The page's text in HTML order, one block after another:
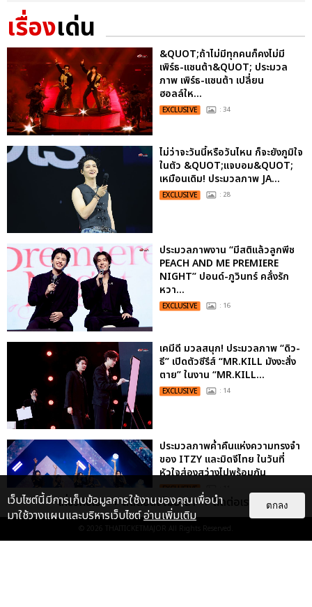
เรื่องเด่น
&QUOT;ถ้าไม่มีทุกคนก็คงไม่มี
เพิร์ธ-แซนต้า&QUOT; ประมวล
ภาพ เพิร์ธ-แซนต้า เปลี่ยน
ฮอลล์ให...
EXCLUSIVE : 34
ไม่ว่าจะวันนี้หรือวันไหน ก็จะยังภูมิใจ
ในตัว &QUOT;แจบอม&QUOT;
เหมือนเดิม! ประมวลภาพ JA...
EXCLUSIVE : 28
ประมวลภาพงาน “มีสติแล้วลูกพีช
PEACH AND ME PREMIERE
NIGHT” ปอนด์-ภูวินทร์ คลั่งรัก
หวา...
EXCLUSIVE : 16
เคมีดี มวลสนุก! ประมวลภาพ “ดิว-
ธี” เปิดตัวซีรีส์ “MR.KILL มังงะสั่ง
ตาย” ในงาน “MR.KILL...
EXCLUSIVE : 14
ประมวลภาพค่ำคืนแห่งความทรงจำ
ของ ITZY และมิดจีไทย ในวันที่
หัวใจส่องสว่างไปพร้อมกัน
EXCLUSIVE
เกี่ยวกับเรา ติดต่อลงโฆษณา ติดต่อเรา
© 2026 THAITICKETMAJOR All Rights Reserved.
เว็บไซต์นี้มีการเก็บข้อมูลการใช้งานของคุณเพื่อนำ
มาใช้วางแผนและบริหารเว็บไซต์อ่านเพิ่มเติม
ตกลง